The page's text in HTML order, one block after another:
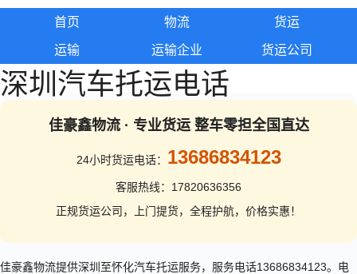
首页 物流 货运
运输 运输企业 货运公司
深圳汽车托运电话
佳豪鑫物流 · 专业货运 整车零担全国直达
24小时货运电话： 13686834123
客服热线：17820636356
正规货运公司，上门提货，全程护航，价格实惠！
佳豪鑫物流提供深圳至怀化汽车托运服务，服务电话13686834123。电